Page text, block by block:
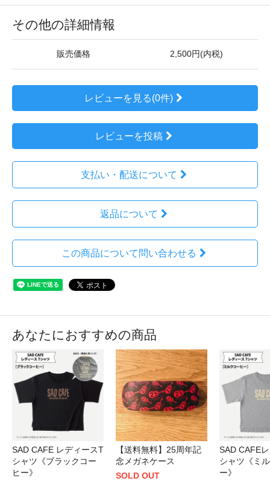
その他の詳細情報
販売価格 2,500円(内税)
レビューを見る(0件)
レビューを投稿
支払い・配送について
返品について
この商品について問い合わせる
あなたにおすすめの商品
SAD CAFE レディースT
シャツ《ブラックコー
ヒー》
【送料無料】25周年記
念メガネケース
SOLD OUT
SAD CAFE
シャツ《ミ
ー》